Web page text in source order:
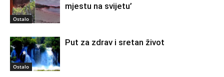
Ostalo
mjestu na svijetu’
Ostalo
Put za zdrav i sretan život